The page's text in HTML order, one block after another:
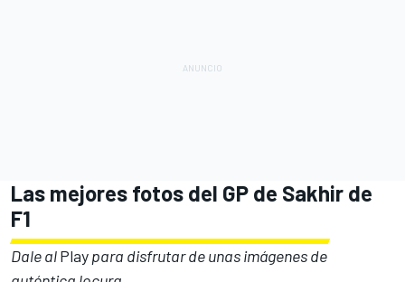
Las mejores fotos del GP de Sakhir de
F1
Dale alPlaypara disfrutar de unas imágenes de